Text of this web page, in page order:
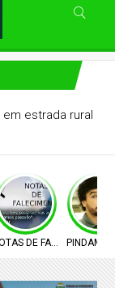
ex-prefeito de
DE FALECIMENTO